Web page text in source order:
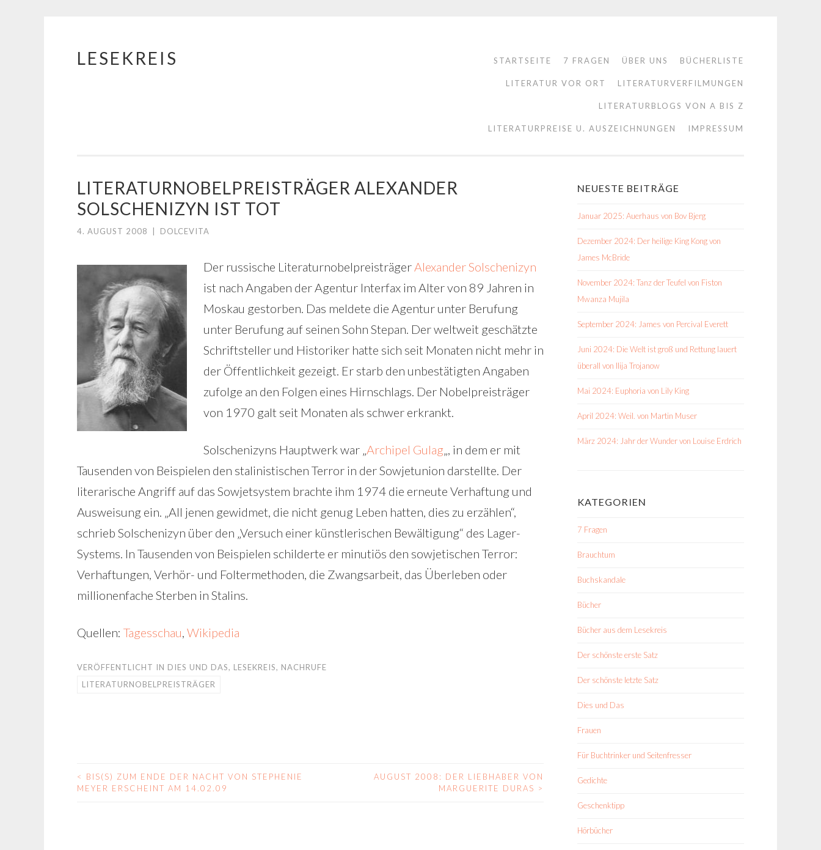
Springe
LESEKREIS STARTSEITE 7 FRAGEN ÜBER UNS BÜCHERLISTE
LITERATUR VOR ORT LITERATURVERFILMUNGEN
LITERATURBLOGS VON A BIS Z
LITERATURPREISE U. AUSZEICHNUNGEN IMPRESSUM
LITERATURNOBELPREISTRÄGER ALEXANDER
SOLSCHENIZYN IST TOT
4. AUGUST 2008 DOLCEVITA
Der russische LiteraturnobelpreisträgerAlexander Solschenizyn
ist nach Angaben der Agentur Interfax im Alter von 89 Jahren in
Moskau gestorben. Das meldete die Agentur unter Berufung
unter Berufung auf seinen Sohn Stepan. Der weltweit geschätzte
Schriftsteller und Historiker hatte sich seit Monaten nicht mehr in
der Öffentlichkeit gezeigt. Er starb den unbestätigten Angaben
zufolge an den Folgen eines Hirnschlags. Der Nobelpreisträger
von 1970 galt seit Monaten als schwer erkrankt.
Solschenizyns Hauptwerk war „Archipel Gulag„, in dem er mit
Tausenden von Beispielen den stalinistischen Terror in der Sowjetunion darstellte. Der
literarische Angriff auf das Sowjetsystem brachte ihm 1974 die erneute Verhaftung und
Ausweisung ein. „All jenen gewidmet, die nicht genug Leben hatten, dies zu erzählen“,
schrieb Solschenizyn über den „Versuch einer künstlerischen Bewältigung“ des Lager-
Systems. In Tausenden von Beispielen schilderte er minutiös den sowjetischen Terror:
Verhaftungen, Verhör- und Foltermethoden, die Zwangsarbeit, das Überleben oder
millionenfache Sterben in Stalins.
Quellen: Tagesschau, Wikipedia
VERÖFFENTLICHT IN DIES UND DAS, LESEKREIS, NACHRUFE
LITERATURNOBELPREISTRÄGER
BEITRAGS-
<
BIS(S) ZUM ENDE DER NACHT VON STEPHENIE
MEYER ERSCHEINT AM 14.02.09
AUGUST 2008: DER LIEBHABER VON
MARGUERITE DURAS >
NEUESTE BEITRÄGE
Januar 2025: Auerhaus von Bov Bjerg
Dezember 2024: Der heilige King Kong von
James McBride
November 2024: Tanz der Teufel von Fiston
Mwanza Mujila
September 2024: James von Percival Everett
Juni 2024: Die Welt ist groß und Rettung lauert
überall von Ilija Trojanow
Mai 2024: Euphoria von Lily King
April 2024: Weil. von Martin Muser
März 2024: Jahr der Wunder von Louise Erdrich
KATEGORIEN
7 Fragen
Brauchtum
Buchskandale
Bücher
Bücher aus dem Lesekreis
Der schönste erste Satz
Der schönste letzte Satz
Dies und Das
Frauen
Für Buchtrinker und Seitenfresser
Gedichte
Geschenktipp
Hörbücher